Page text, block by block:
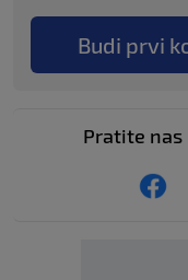
Budi prvi
Pratite nas